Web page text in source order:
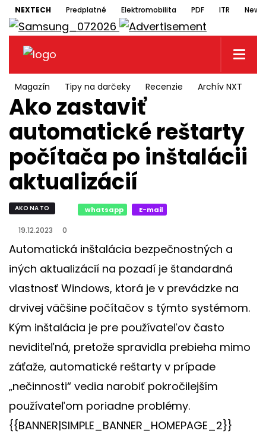
NEXTECH Predplatné Elektromobilita PDF ITR
Magazín Tipy na darčeky Recenzie Archív NXT
Ako zastaviť
automatické reštarty
počítača po inštalácii
aktualizácií
AKO NA TO whatsapp E-mail
19.12.2023 0
Automatická inštalácia bezpečnostných a
iných aktualizácií na pozadí je štandardná
vlastnosť Windows, ktorá je v prevádzke na
drvivej väčšine počítačov s týmto systémom.
Kým inštalácia je pre používateľov často
neviditeľná, pretože spravidla prebieha mimo
záťaže, automatické reštarty v prípade
„nečinnosti“ vedia narobiť pokročilejším
používateľom poriadne problémy.
{{BANNER|SIMPLE_BANNER_HOMEPAGE_2}}